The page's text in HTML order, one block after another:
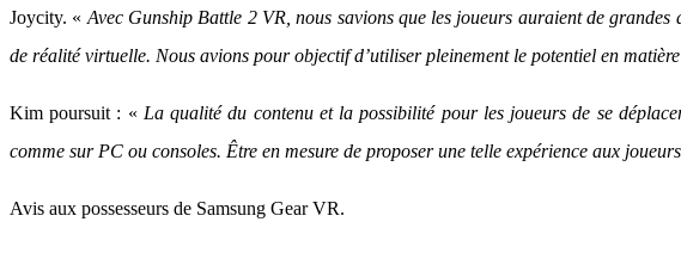
Joycity. « Avec Gunship Battle 2 VR, nous savions que les joueurs auraient de
de réalité virtuelle. Nous avions pour objectif d’utiliser pleinement le potentiel en
Kim poursuit : « La qualité du contenu et la possibilité pour les joueurs de se
comme sur PC ou consoles. Être en mesure de proposer une telle expérience aux
Avis aux possesseurs de Samsung Gear VR.